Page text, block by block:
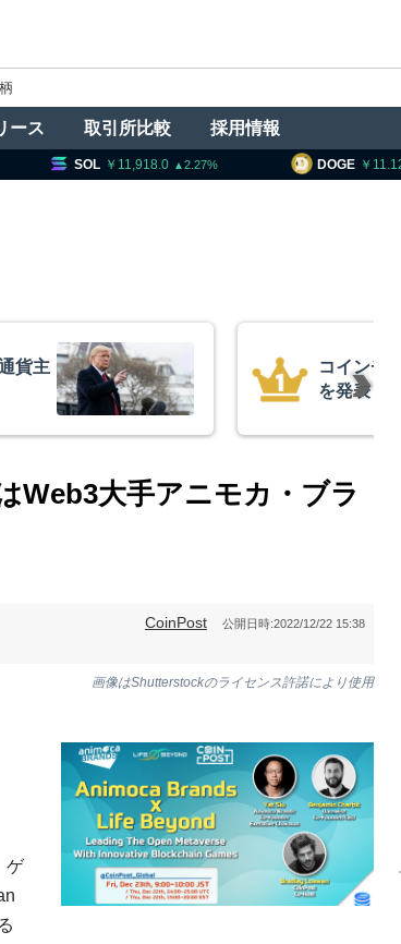
ース 取引所比較 採用情報
DOGE 11.12 HYPE
銘柄の上場廃止
Web3大手アニモカ・ブラ
CoinPost 公開日時:2022/12/22 15:38
画像はShutterstockのライセンス許諾により使用
ゲ